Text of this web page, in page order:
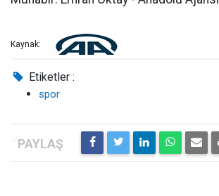
Kaynak:
Etiketler :
spor